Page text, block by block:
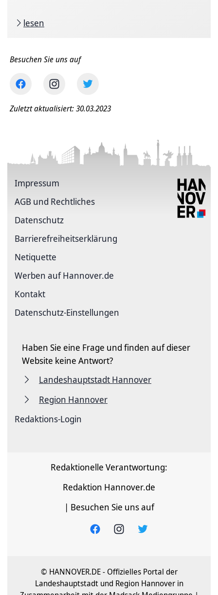
lesen
Besuchen Sie uns auf
Zuletzt aktualisiert: 30.03.2023
Impressum
AGB und Rechtliches
Datenschutz
Barriere­freiheits­erklärung
Netiquette
Werben auf Hannover.de
Kontakt
Datenschutz-Einstellungen
Haben Sie eine Frage und finden auf dieser
Website keine Antwort?
Landeshauptstadt Hannover
Region Hannover
Redaktions-Login
Redaktionelle Verantwortung:
Redaktion Hannover.de
| Besuchen Sie uns auf
© HANNOVER.DE - Offizielles Portal der
Landeshauptstadt und Region Hannover in